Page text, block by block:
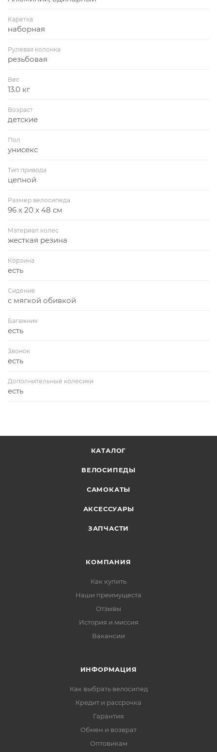
Каретка
наборная
Рулевая колонка
резьбовая
Вес
13.0 кг
Возраст
детские
Пол
унисекс
Тип привода
цепной
Размер велосипеда
96 x 20 x 48 см
Материал колес
жесткая резина
Корзина
есть
Сидение
с мягкой обивкой
Багажник
есть
Звонок
есть
Дополнительные колесики
есть
КАТАЛОГ
ВЕЛОСИПЕДЫ
САМОКАТЫ
АКСЕССУАРЫ
ЗАПЧАСТИ
КОМПАНИЯ
Как купить
Наши преимущеста
Отзывы
История и миссия
Вакансии
ИНФОРМАЦИЯ
Как выбрать велосипед
Кредит и рассрочка
Гарантия
Обмен и возврат
Оптовикам